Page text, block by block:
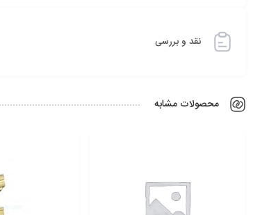
نقد و بررسی
محصولات مشابه